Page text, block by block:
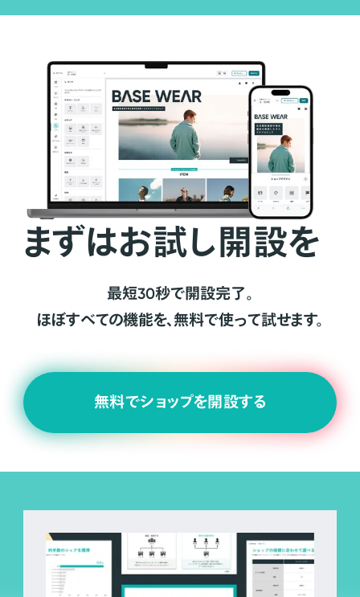
まずはお試し開設を
最短30秒で開設完了。
ほぼすべての機能を、無料で使って試せます。
無料でショップを開設する